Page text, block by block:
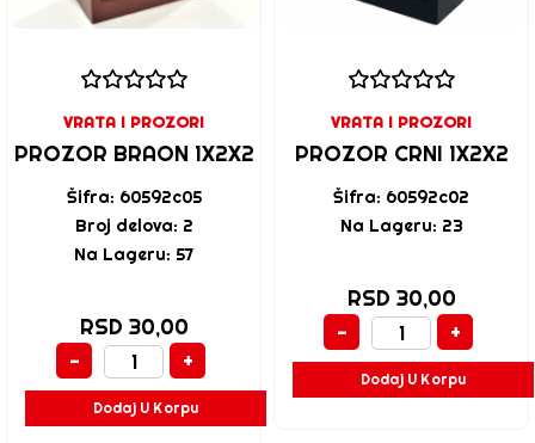
VRATA I PROZORI
PROZOR BRAON 1X2X2
Šifra: 60592c05
Broj delova: 2
Na Lageru: 57
RSD 30,00
-
+
Dodaj U Korpu
VRATA I PROZORI
PROZOR CRNI 1X2X2
Šifra: 60592c02
Na Lageru: 23
RSD 30,00
-
+
Dodaj U Korpu